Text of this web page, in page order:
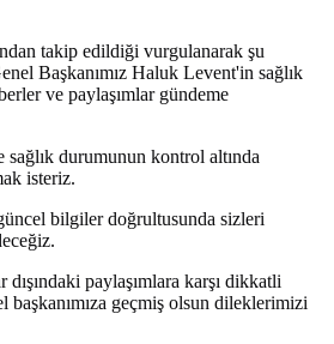
takip edildiği vurgulanarak şu
Başkanımız Haluk Levent'in sağlık
ve paylaşımlar gündeme
durumunun kontrol altında
isteriz.
bilgiler doğrultusunda sizleri
paylaşımlara karşı dikkatli
başkanımıza geçmiş olsun dileklerimizi